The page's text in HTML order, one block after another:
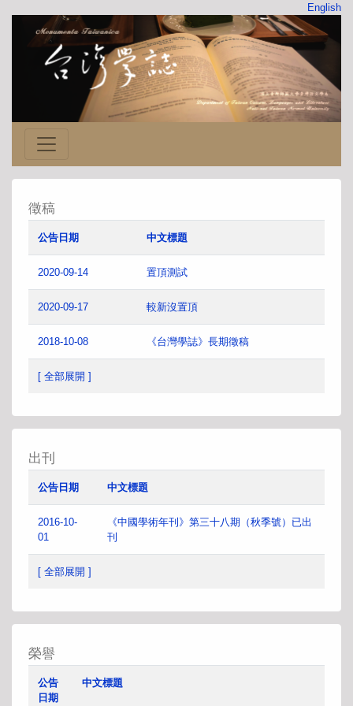
English
徵稿
公告日期 中文標題
2020-09-14 置頂測試
2020-09-17 較新沒置頂
2018-10-08 《台灣學誌》長期徵稿
[ 全部展開 ]
出刊
公告日期 中文標題
2016-10-
01
《中國學術年刊》第三十八期（秋季號）已出
刊
[ 全部展開 ]
榮譽
公告
日期
中文標題